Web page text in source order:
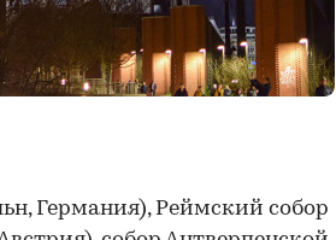
Германия), Реймский собор